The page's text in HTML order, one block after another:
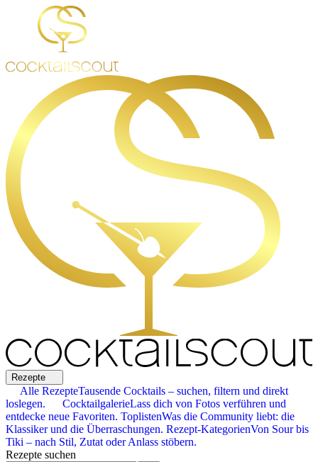
Rezepte
Alle RezepteTausende Cocktails – suchen, filtern und direkt
loslegen.
CocktailgalerieLass dich von Fotos verführen und
entdecke neue Favoriten. ToplistenWas die Community liebt: die
Klassiker und die Überraschungen. Rezept-KategorienVon Sour bis
Tiki – nach Stil, Zutat oder Anlass stöbern.
Rezepte suchen